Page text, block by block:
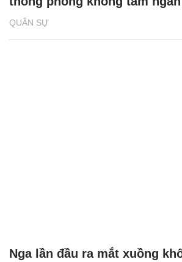
QUÂN SỰ
Nga lần đầu ra mắt xuồng